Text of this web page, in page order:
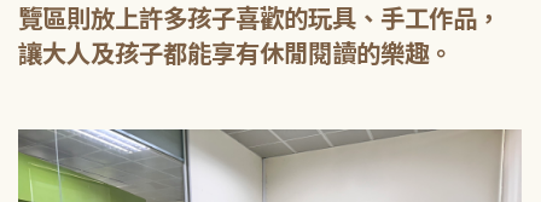
覽區則放上許多孩子喜歡的玩具、手工作品，
讓大人及孩子都能享有休閒閱讀的樂趣。